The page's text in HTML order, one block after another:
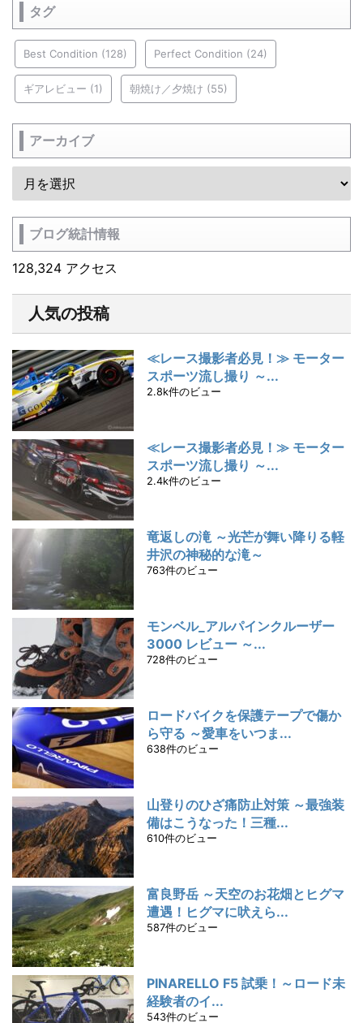
タグ
Best Condition (128) Perfect Condition (24)
ギアレビュー (1) 朝焼け／夕焼け (55)
アーカイブ
ブログ統計情報
128,324 アクセス
人気の投稿
≪レース撮影者必見！≫ モーター
スポーツ流し撮り ～...
2.8k件のビュー
≪レース撮影者必見！≫ モーター
スポーツ流し撮り ～...
2.4k件のビュー
竜返しの滝 ～光芒が舞い降りる軽
井沢の神秘的な滝～
763件のビュー
モンベル_アルパインクルーザー
3000 レビュー ～...
728件のビュー
ロードバイクを保護テープで傷か
ら守る ～愛車をいつま...
638件のビュー
山登りのひざ痛防止対策 ～最強装
備はこうなった！三種...
610件のビュー
富良野岳 ～天空のお花畑とヒグマ
遭遇！ヒグマに吠えら...
587件のビュー
PINARELLO F5 試乗！～ロード未
経験者のイ...
543件のビュー